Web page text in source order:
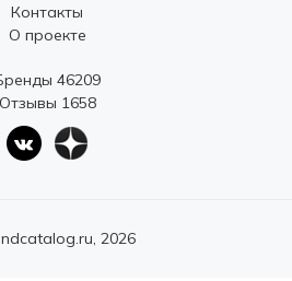
Контакты
О проекте
46209
Отзывы 1658
2026